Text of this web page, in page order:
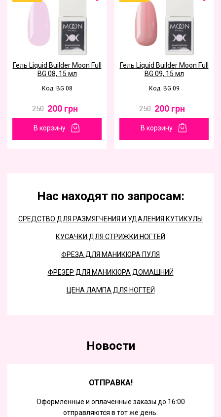
Гель Liquid Builder Moon Full
BG 08, 15 мл
Код: BG 08
250 200 грн
В корзину
Гель Liquid Builder Moon Full
BG 09, 15 мл
Код: BG 09
250 200 грн
В корзину
Нас находят по запросам:
СРЕДСТВО ДЛЯ РАЗМЯГЧЕНИЯ И УДАЛЕНИЯ КУТИКУЛЫ
КУСАЧКИ ДЛЯ СТРИЖКИ НОГТЕЙ
ФРЕЗА ДЛЯ МАНИКЮРА ПУЛЯ
ФРЕЗЕР ДЛЯ МАНИКЮРА ДОМАШНИЙ
ЦЕНА ЛАМПА ДЛЯ НОГТЕЙ
Новости
ОТПРАВКА!
Оформленные и оплаченные заказы до 16:00
отправляются в тот же день.